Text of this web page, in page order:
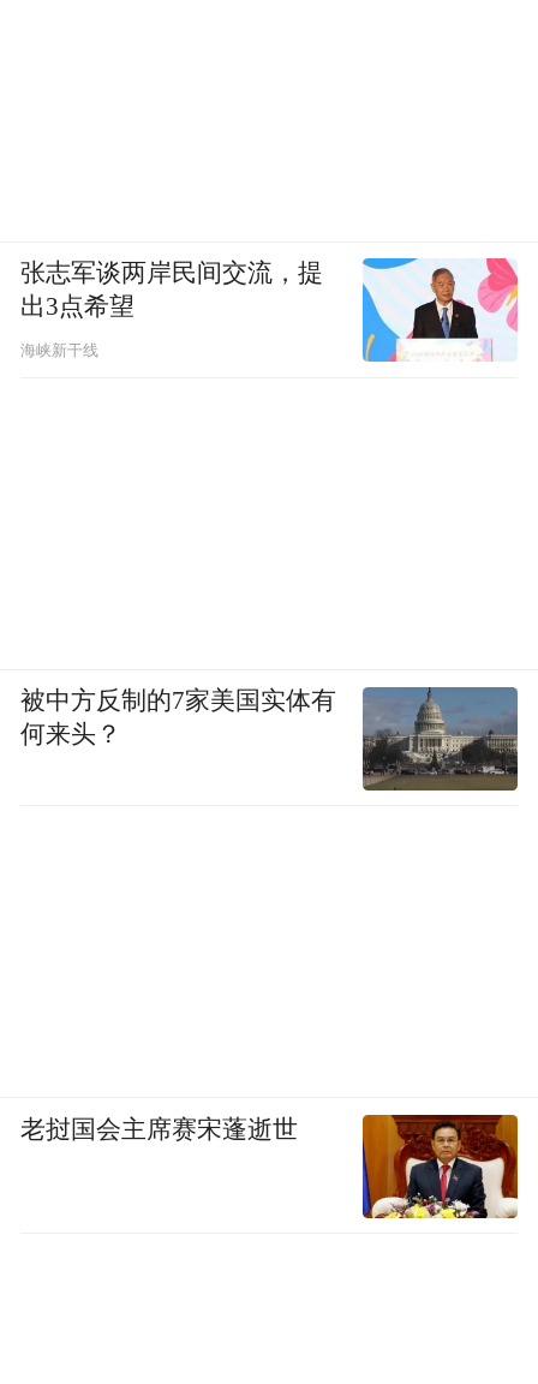
张志军谈两岸民间交流，提
出3点希望
海峡新干线
被中方反制的7家美国实体有
何来头？
老挝国会主席赛宋蓬逝世